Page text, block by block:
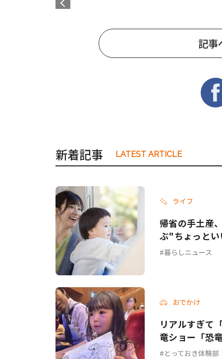
記事
新着記事 LATEST ARTICLE
ライフ
帰省の手土産
ぶ"ちょっと
暮らしニュース
おでかけ
リアルすぎて
竜ショー「恐
とっておき体験部